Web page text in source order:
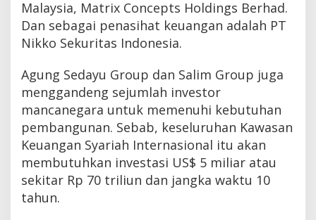
Malaysia, Matrix Concepts Holdings Berhad.
Dan sebagai penasihat keuangan adalah PT
Nikko Sekuritas Indonesia.
Agung Sedayu Group dan Salim Group juga
menggandeng sejumlah investor
mancanegara untuk memenuhi kebutuhan
pembangunan. Sebab, keseluruhan Kawasan
Keuangan Syariah Internasional itu akan
membutuhkan investasi US$ 5 miliar atau
sekitar Rp 70 triliun dan jangka waktu 10
tahun.